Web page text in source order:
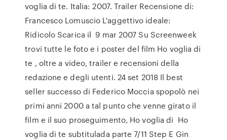
voglia di te. Italia: 2007. Trailer Recensione di:
Francesco Lomuscio L'aggettivo ideale:
Ridicolo Scarica il 9 mar 2007 Su Screenweek
trovi tutte le foto e i poster del film Ho voglia di
te , oltre a video, trailer e recensioni della
redazione e degli utenti. 24 set 2018 Il best
seller successo di Federico Moccia spopolò nei
primi anni 2000 a tal punto che venne girato il
film e il suo proseguimento, Ho voglia di Ho
voglia di te subtitulada parte 7/11 Step E Gin